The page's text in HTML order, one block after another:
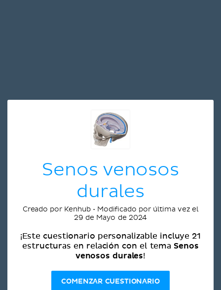
Senos venosos
durales
Creado por Kenhub • Modificado por última vez el
29 de Mayo de 2024
¡Este cuestionario personalizable incluye 21
estructuras en relación con el tema Senos
venosos durales!
COMENZAR CUESTIONARIO